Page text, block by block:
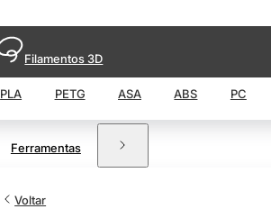
Filamentos 3D
PLA PETG ASA ABS PC
Ferramentas
Voltar